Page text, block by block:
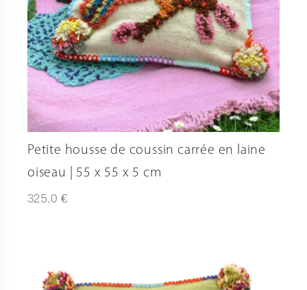
Petite housse de coussin carrée en laine
oiseau | 55 x 55 x 5 cm
325,0 €